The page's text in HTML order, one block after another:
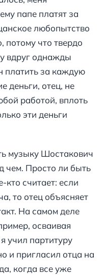
папе платят за
любопытство
потому что твердо
вдруг однажды
платить за каждую
деньги, отец, не
работой, вплоть
эти деньги
музыку Шостакович
чем. Просто ли быть
считает: если
то отец объясняет
На самом деле
осваивая
учил партитуру
и пригласил отца на
когда все уже